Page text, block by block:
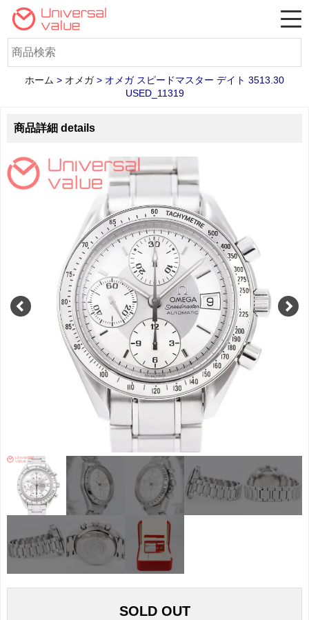
ホーム > オメガ> オメガ スピードマスター デイト 3513.30
USED_11319
商品詳細 details
SOLD OUT